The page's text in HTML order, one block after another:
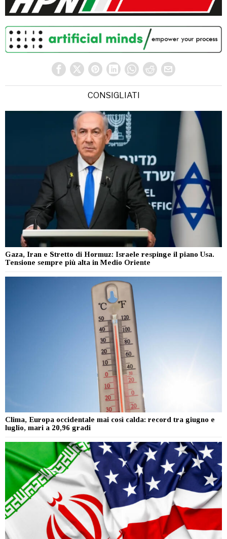
CONSIGLIATI
Gaza, Iran e Stretto di Hormuz: Israele respinge il piano Usa.
Tensione sempre più alta in Medio Oriente
Clima, Europa occidentale mai così calda: record tra giugno e
luglio, mari a 20,96 gradi